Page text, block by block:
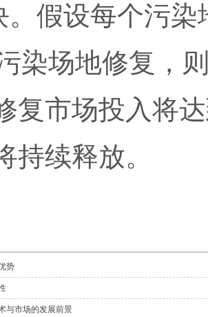
。假设每个污染
染场地修复，
复市场投入将
持续释放。
势
与市场的发展前景